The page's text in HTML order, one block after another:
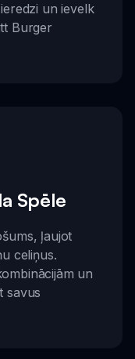
un ievelk
Burger
Spēle
ļaujot
celiņus.
un
savus